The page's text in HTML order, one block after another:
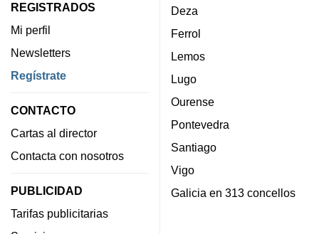
REGISTRADOS
Mi perfil
Newsletters
Regístrate
CONTACTO
Cartas al director
Contacta con nosotros
PUBLICIDAD
Tarifas publicitarias
Deza
Ferrol
Lemos
Lugo
Ourense
Pontevedra
Santiago
Vigo
Galicia en 313 concellos